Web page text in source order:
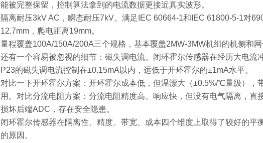
能被完整保留，控制算法拿到的电流数据更接近真实波形。
隔离耐压3kV AC，瞬态耐压7kV。满足IEC 60664-1和IEC 61800-5-1对
12.7mm，爬电距离19mm。
量程覆盖100A/150A/200A三个规格，基本覆盖2MW-3MW机组的机侧和网
还有一个容易被忽视的细节：磁失调电流。闭环霍尔传感器在经历大电
P23的磁失调电流控制在±0.15mA以内，远低于开环霍尔的±1mA水平。
对比一下开环霍尔方案：开环霍尔成本低，但温漂大（±0.5%/℃量级），
用。对比分流电阻方案：分流电阻精度高、响应快，但没有电气隔离，
损坏后端ADC，存在安全隐患。
闭环霍尔传感器在隔离性、精度、带宽、成本四个维度上取得了较好的
的原因。